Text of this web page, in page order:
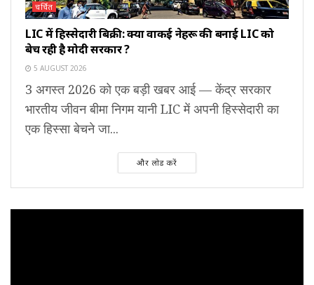
चर्चित
LIC में हिस्सेदारी बिक्री: क्या वाकई नेहरू की बनाई LIC को
बेच रही है मोदी सरकार ?
5 AUGUST 2026
3 अगस्त 2026 को एक बड़ी खबर आई — केंद्र सरकार
भारतीय जीवन बीमा निगम यानी LIC में अपनी हिस्सेदारी का
एक हिस्सा बेचने जा...
और लोड करें